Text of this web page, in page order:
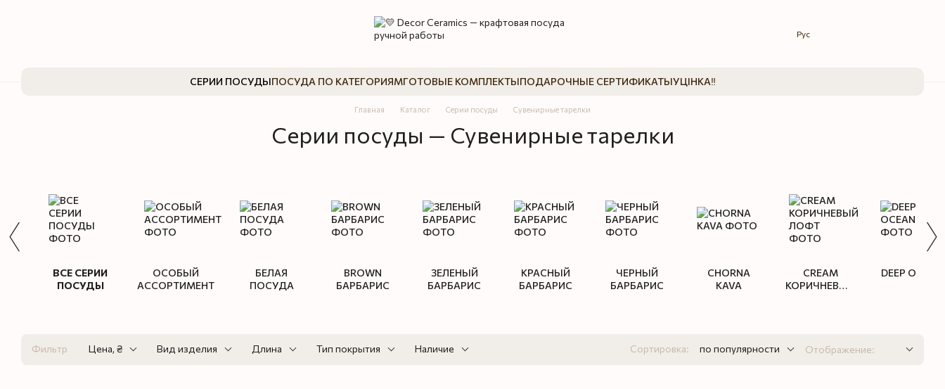
Рус
СЕРИИ ПОСУДЫПОСУДА ПО КАТЕГОРИЯМГОТОВЫЕ КОМПЛЕКТЫПОДАРОЧНЫЕ СЕРТИФИКАТЫУЦІНКА‼️
Главная Каталог Серии посуды Сувенирные тарелки
Серии посуды — Сувенирные тарелки
ВСЕ СЕРИИ
ПОСУДЫ
ОСОБЫЙ
АССОРТИМЕНТ
БЕЛАЯ
ПОСУДА
BROWN
БАРБАРИС
ЗЕЛЕНЫЙ
БАРБАРИС
КРАСНЫЙ
БАРБАРИС
ЧЕРНЫЙ
БАРБАРИС
CHORNA
KAVA
CREAM
КОРИЧНЕВЫЙ
DEEP OCEAN
Фильтр Цена, ₴ Вид изделия Длина Тип покрытия Наличие Сортировка: по популярности Отображение: